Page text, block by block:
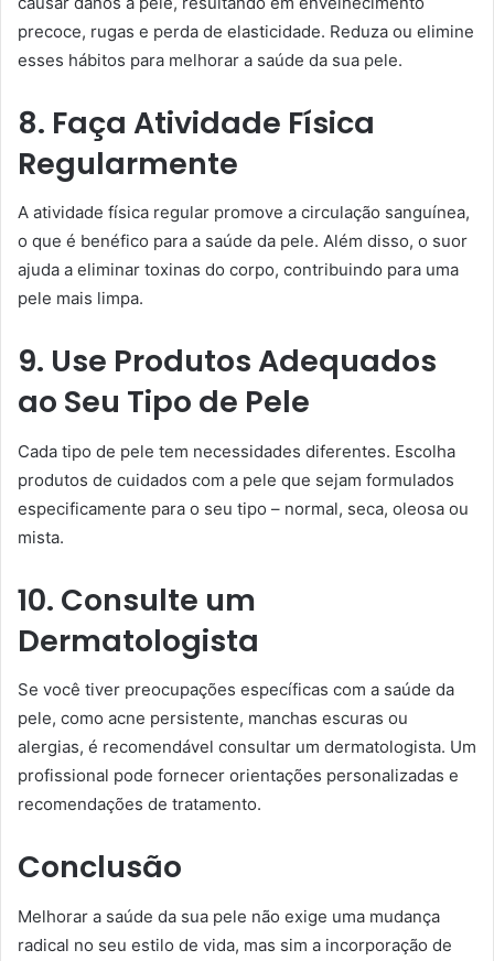
precoce, rugas e perda de elasticidade. Reduza ou elimine
esses hábitos para melhorar a saúde da sua pele.
8. Faça Atividade Física
Regularmente
A atividade física regular promove a circulação sanguínea,
o que é benéfico para a saúde da pele. Além disso, o suor
ajuda a eliminar toxinas do corpo, contribuindo para uma
pele mais limpa.
9. Use Produtos Adequados
ao Seu Tipo de Pele
Cada tipo de pele tem necessidades diferentes. Escolha
produtos de cuidados com a pele que sejam formulados
especificamente para o seu tipo – normal, seca, oleosa ou
mista.
10. Consulte um
Dermatologista
Se você tiver preocupações específicas com a saúde da
pele, como acne persistente, manchas escuras ou
alergias, é recomendável consultar um dermatologista. Um
profissional pode fornecer orientações personalizadas e
recomendações de tratamento.
Conclusão
Melhorar a saúde da sua pele não exige uma mudança
radical no seu estilo de vida, mas sim a incorporação de